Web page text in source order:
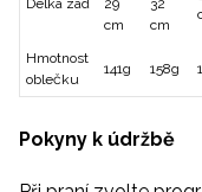
Délka zad
29
cm
32
cm
Hmotnost
oblečku
141g 158g
Pokyny k údržbě